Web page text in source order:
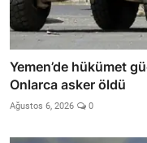
Yemen’de hükümet
Onlarca asker öldü
Ağustos 6, 2026 0